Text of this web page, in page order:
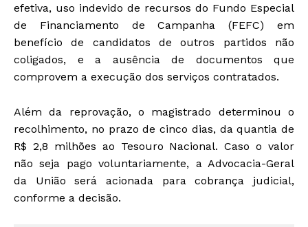
efetiva, uso indevido de recursos do Fundo Especial
de Financiamento de Campanha (FEFC) em
benefício de candidatos de outros partidos não
coligados, e a ausência de documentos que
comprovem a execução dos serviços contratados.
Além da reprovação, o magistrado determinou o
recolhimento, no prazo de cinco dias, da quantia de
R$ 2,8 milhões ao Tesouro Nacional. Caso o valor
não seja pago voluntariamente, a Advocacia-Geral
da União será acionada para cobrança judicial,
conforme a decisão.